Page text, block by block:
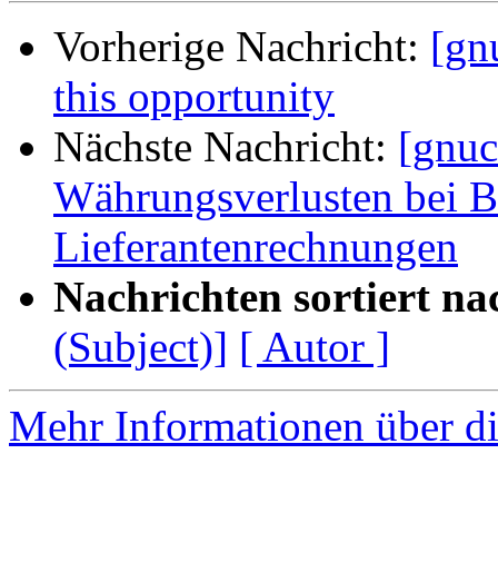
Vorherige Nachricht:
this opportunity
Nächste Nachricht:
Währungsverlusten bei
Lieferantenrechnungen
Nachrichten sortiert
(Subject)] [ Autor ]
Mehr Informationen über